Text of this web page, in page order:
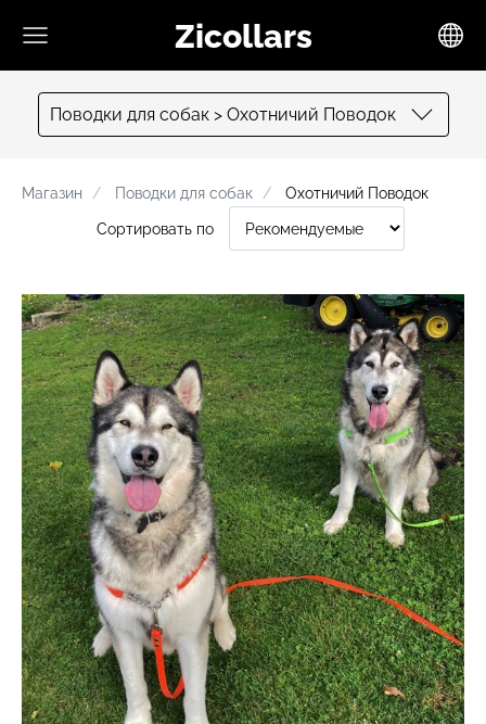
Zicollars
Поводки для собак > Охотничий Поводок
Mагазин Поводки для собак
Охотничий Поводок
Сортировать по